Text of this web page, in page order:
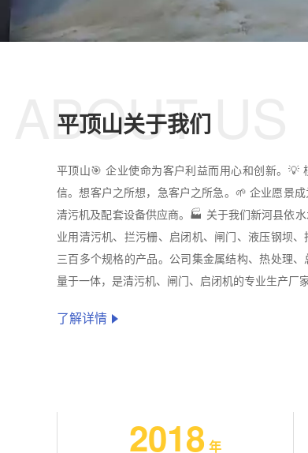
平顶山关于我们
ABOUT US
平顶山🎯 企业使命为客户利益而用心和创新。💡
信。想客户之所想，急客户之所急。🌱 企业愿景
清污机及配套设备供应商。🏭 关于我们新河县依
业用清污机、拦污栅、启闭机、闸门、液压钢坝、
三百多个规格的产品。公司集金属结构、热处理
量于一体，是清污机、闸门、启闭机的专业生产厂
了解详情
2018 年